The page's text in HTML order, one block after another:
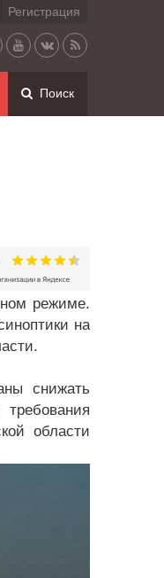
Регистрация
Поиск
режиме.
на
снижать
области